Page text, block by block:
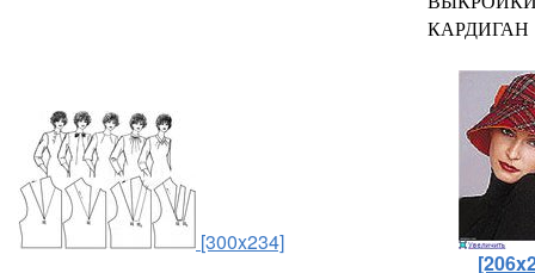
КАРДИГАН
[300x234]